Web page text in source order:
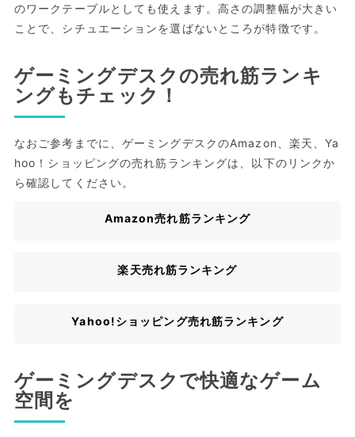
のワークテーブルとしても使えます。高さの調整幅が大きい
ことで、シチュエーションを選ばないところが特徴です。
ゲーミングデスクの売れ筋ランキ
ングもチェック！
なおご参考までに、ゲーミングデスクのAmazon、楽天、Ya
hoo！ショッピングの売れ筋ランキングは、以下のリンクか
ら確認してください。
Amazon売れ筋ランキング
楽天売れ筋ランキング
Yahoo!ショッピング売れ筋ランキング
ゲーミングデスクで快適なゲーム
空間を